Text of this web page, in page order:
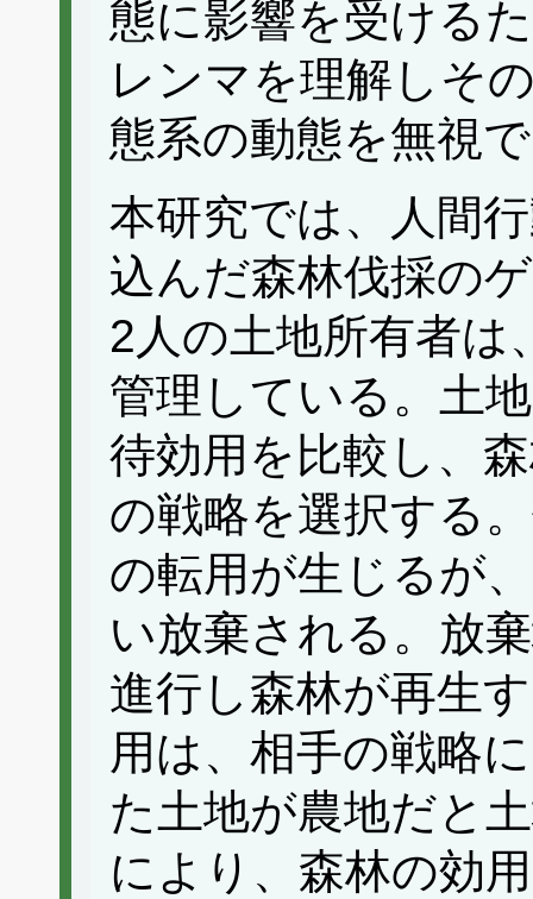
態に影響を受ける
レンマを理解しそ
態系の動態を無視
本研究では、人間
込んだ森林伐採の
2人の土地所有者は
管理している。土
待効用を比較し、
の戦略を選択する
の転用が生じるが
い放棄される。放
進行し森林が再生
用は、相手の戦略
た土地が農地だと
により、森林の効